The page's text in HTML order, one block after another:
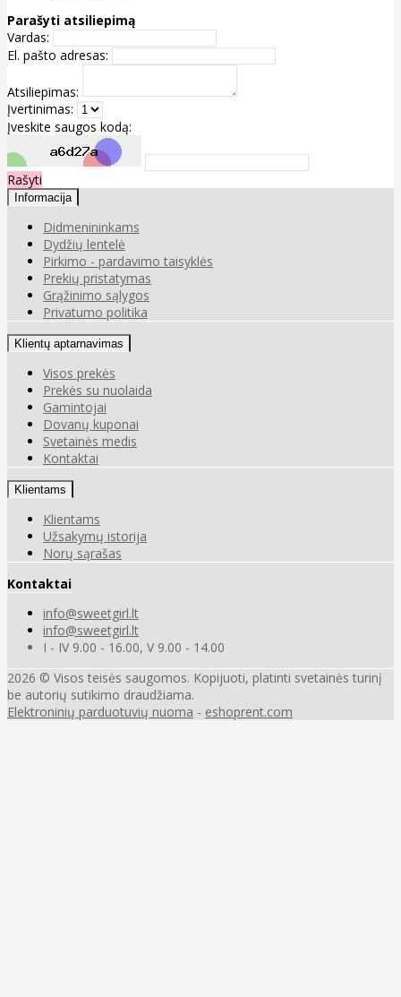
Parašyti atsiliepimą
Vardas:
El. pašto adresas:
Atsiliepimas:
Įvertinimas:
Įveskite saugos kodą:
Rašyti
Informacija
Didmenininkams
Dydžių lentelė
Pirkimo - pardavimo taisyklės
Prekių pristatymas
Grąžinimo sąlygos
Privatumo politika
Klientų aptarnavimas
Visos prekės
Prekės su nuolaida
Gamintojai
Dovanų kuponai
Svetainės medis
Kontaktai
Klientams
Klientams
Užsakymų istorija
Norų sąrašas
Kontaktai
info@sweetgirl.lt
info@sweetgirl.lt
I - IV 9.00 - 16.00, V 9.00 - 14.00
2026 © Visos teisės saugomos. Kopijuoti, platinti svetainės turinį
be autorių sutikimo draudžiama.
Elektroninių parduotuvių nuoma - eshoprent.com